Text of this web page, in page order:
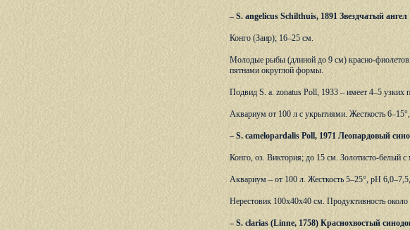
– S. angelicus Schilthuis, 1891 Звездчатый ангел
Конго (Заир); 16–25 см.
Молодые рыбы (длиной до 9 см) красно-
пятнами округлой формы.
Подвид S. a. zonatus Poll, 1933 – имеет 4–5
Аквариум от 100 л с укрытиями. Жесткость
– S. camelopardalis Poll, 1971 Леопардовый
Конго, оз. Виктория; до 15 см. Золотисто-белый
Аквариум – от 100 л. Жесткость 5–25°, рН
Нерестовик 100х40х40 см. Продуктивность
– S. clarias (Linne, 1758) Краснохвостый